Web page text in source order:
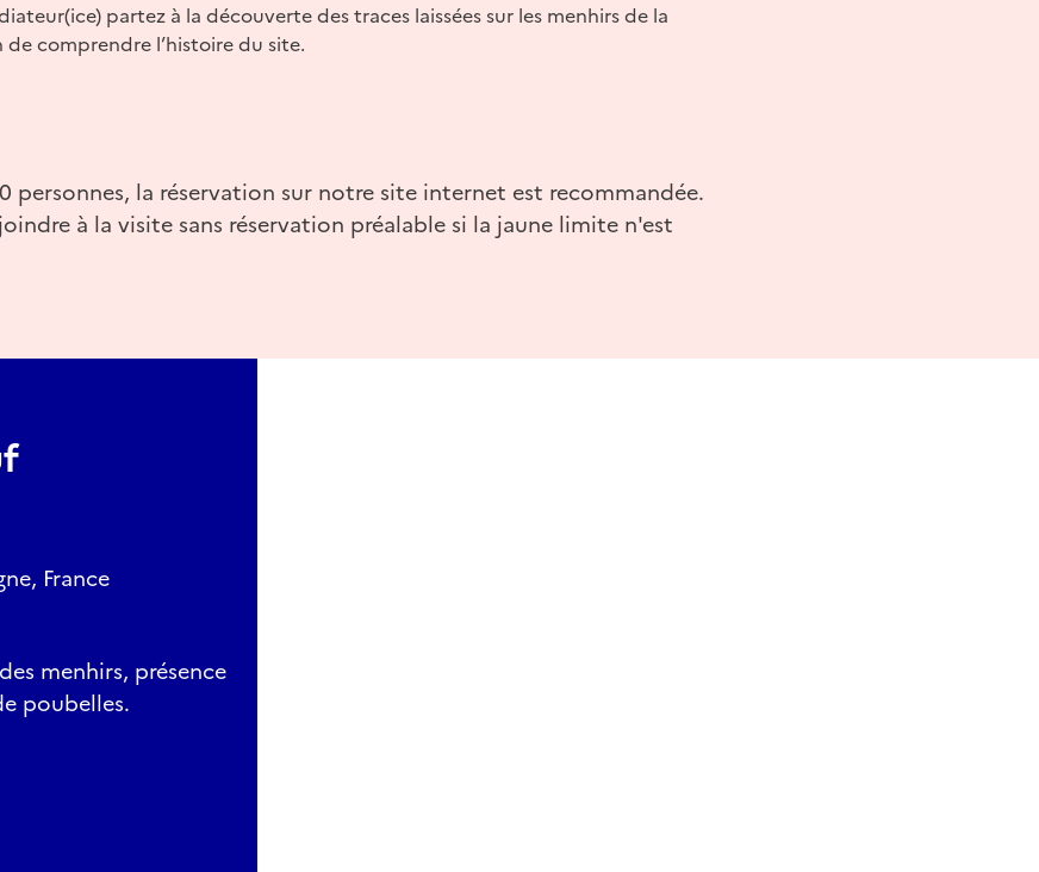
partez à la découverte des traces laissées sur les menhirs de la
de comprendre l’histoire du site.
personnes, la réservation sur notre site internet est recommandée.
à la visite sans réservation préalable si la jaune limite n'est
France
menhirs, présence
poubelles.